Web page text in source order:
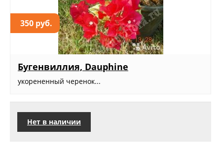
350 руб.
Бугенвиллия, Dauphine
укорененный черенок...
Нет в наличии